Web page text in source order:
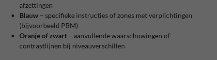
afzettingen
Blauw – specifieke instructies of zones met verplichtingen
(bijvoorbeeld PBM)
Oranje of zwart – aanvullende waarschuwingen of
contrastlijnen bij niveauverschillen